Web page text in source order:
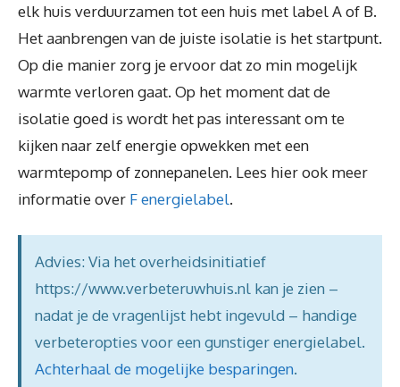
elk huis verduurzamen tot een huis met label A of B.
Het aanbrengen van de juiste isolatie is het startpunt.
Op die manier zorg je ervoor dat zo min mogelijk
warmte verloren gaat. Op het moment dat de
isolatie goed is wordt het pas interessant om te
kijken naar zelf energie opwekken met een
warmtepomp of zonnepanelen. Lees hier ook meer
informatie over F energielabel.
Advies: Via het overheidsinitiatief
https://www.verbeteruwhuis.nl kan je zien –
nadat je de vragenlijst hebt ingevuld – handige
verbeteropties voor een gunstiger energielabel.
Achterhaal de mogelijke besparingen.